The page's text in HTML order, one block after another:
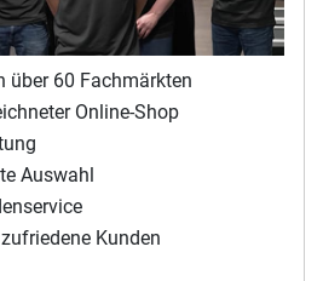
über 60 Fachmärkten
Online-Shop
Auswahl
Kunden